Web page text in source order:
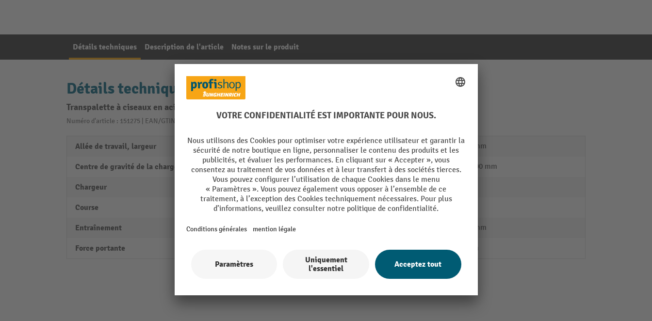
Détails techniques Description de l'article Notes sur le produit
Détails techniques
Transpalette à ciseaux en acier inoxydable, capacité de charge 1 000 kg, longueur des fourches 1 150 mm
Numéro d'article : 151275 | EAN/GTIN: 4055091299945 De la catégorie :Transpalettes à ciseaux en acier inoxydable
Allée de travail, largeur 1800 mm
Centre de gravité de la charge 600 mm
Chargeur intégré
Course 715 mm
Entraînement manuel
Force portante
Longueur totale 1550 mm
Plage de course 85 - 800 mm
Poids propre
Pompages palette décollée du sol
1380 mm
Roue directrice, largeur 50 mm